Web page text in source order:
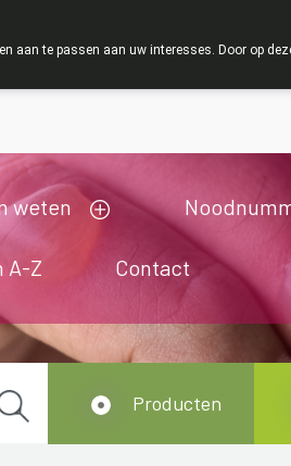
weten
A-Z Contact
Producten
aan te passen aan uw interesses. Door op